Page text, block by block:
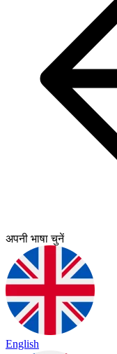
अपनी भाषा चुनें
English